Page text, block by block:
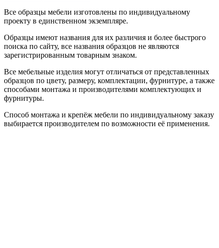
Все образцы мебели изготовлены по индивидуальному
проекту в единственном экземпляре.
Образцы имеют названия для их различия и более быстрого
поиска по сайту, все названия образцов не являются
зарегистрированным товарным знаком.
Все мебельные изделия могут отличаться от представленных
образцов по цвету, размеру, комплектации, фурнитуре, а также
способами монтажа и производителями комплектующих и
фурнитуры.
Способ монтажа и крепёж мебели по индивидуальному заказу
выбирается производителем по возможности её применения.